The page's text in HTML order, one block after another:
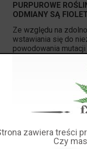
PURPUROWE
ODMIANY SĄ
Ze względu na
wstawiania się do
powodowania
życia, rośliny
zapewniają, że
elementy
OBSZERNY
NAJLEPSZYCH
zawiera treści
Czy